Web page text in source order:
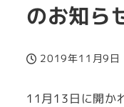
のお知ら
投稿日
2019年11月9日
11月13日に開か